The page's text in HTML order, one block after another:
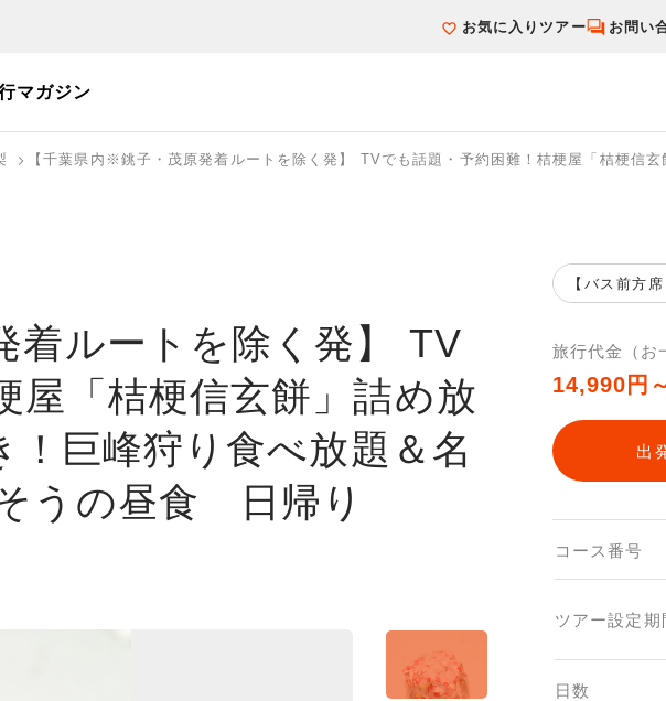
お気に入りツアー お問い
マガジン
【千葉県内※銚子・茂原発着ルートを除く発】 TVでも話題・予約困難！桔梗屋「桔梗
着ルートを除く発】 TV
屋「桔梗信玄餅」詰め放
巨峰狩り食べ放題＆名
うの昼食 日帰り
【バス前方
旅行代金（お
14,990円
出
コース番号
ツアー設定期
日数